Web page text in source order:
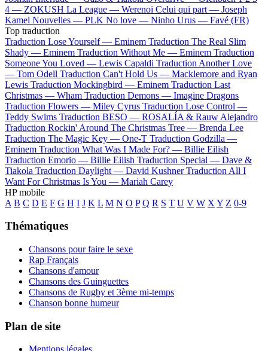
4 — ZOKUSH La League — Werenoi Celui qui part — Joseph
Kamel Nouvelles — PLK No love — Ninho Urus — Favé (FR)
Top traduction
Traduction Lose Yourself — Eminem Traduction The Real Slim
Shady — Eminem Traduction Without Me — Eminem Traduction
Someone You Loved — Lewis Capaldi Traduction Another Love
— Tom Odell Traduction Can't Hold Us — Macklemore and Ryan
Lewis Traduction Mockingbird — Eminem Traduction Last
Christmas — Wham Traduction Demons — Imagine Dragons
Traduction Flowers — Miley Cyrus Traduction Lose Control —
Teddy Swims Traduction BESO — ROSALÍA & Rauw Alejandro
Traduction Rockin' Around The Christmas Tree — Brenda Lee
Traduction The Magic Key — One-T Traduction Godzilla —
Eminem Traduction What Was I Made For? — Billie Eilish
Traduction Emorio — Billie Eilish Traduction Special — Dave &
Tiakola Traduction Daylight — David Kushner Traduction All I
Want For Christmas Is You — Mariah Carey
HP mobile
A B C D E F G H I J K L M N O P Q R S T U V W X Y Z 0-9
Thématiques
Chansons pour faire le sexe
Rap Français
Chansons d'amour
Chansons des Guinguettes
Chansons de Rugby et 3ème mi-temps
Chanson bonne humeur
Plan de site